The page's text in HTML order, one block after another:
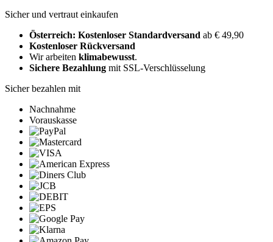
Sicher und vertraut einkaufen
Österreich: Kostenloser Standardversand ab € 49,90
Kostenloser Rückversand
Wir arbeiten klimabewusst.
Sichere Bezahlung mit SSL-Verschlüsselung
Sicher bezahlen mit
Nachnahme
Vorauskasse